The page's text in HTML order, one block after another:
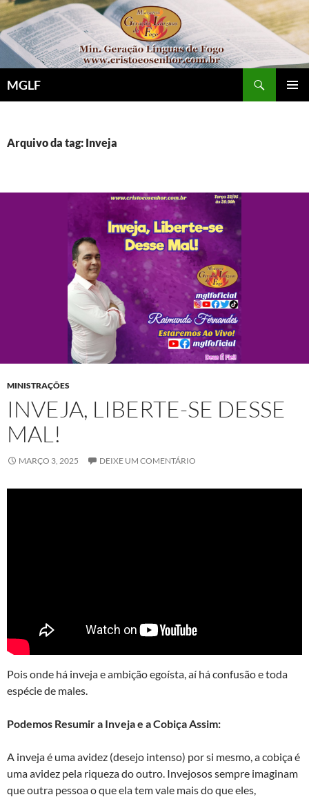
Pular
para
o
conteúdo
MGLF
Arquivo da tag: Inveja
MINISTRAÇÕES
INVEJA, LIBERTE-SE DESSE
MAL!
MARÇO 3, 2025 DEIXE UM COMENTÁRIO
Pois onde há inveja e ambição egoísta, aí há confusão e toda
espécie de males.
Podemos Resumir a Inveja e a Cobiça Assim:
A inveja é uma avidez (desejo intenso) por si mesmo, a cobiça é
uma avidez pela riqueza do outro. Invejosos sempre imaginam
que outra pessoa o que ela tem vale mais do que eles,